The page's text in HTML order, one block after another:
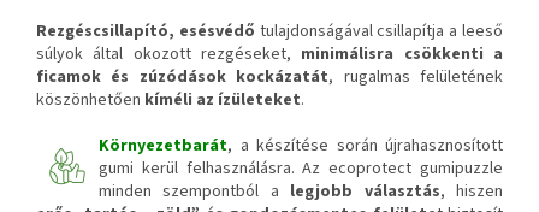
Rezgéscsillapító, esésvédő tulajdonságával csillapítja a leeső
súlyok által okozott rezgéseket, minimálisra csökkenti a
ficamok és zúzódások kockázatát, rugalmas felületének
köszönhetően kíméli az ízületeket.
Környezetbarát, a készítése során újrahasznosított
gumi kerül felhasználásra. Az ecoprotect gumipuzzle
minden szempontból a legjobb választás, hiszen